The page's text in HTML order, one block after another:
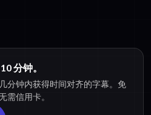
分钟。
分钟内获得时间对齐的字幕。免
需信用卡。